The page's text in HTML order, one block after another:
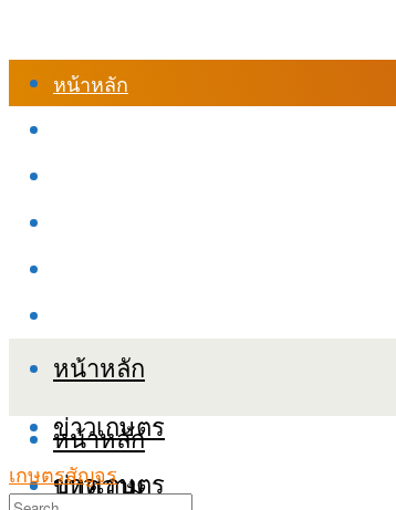
หน้าหลัก
หน้าหลัก
ข่าวเกษตร
บทความ
หน้าหลัก
ข่าวเกษตร
เกษตรสัญจร